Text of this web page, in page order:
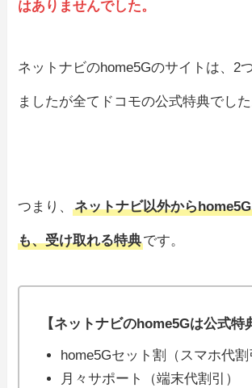
はありませんでした。
ネットナビのhome5Gのサイトは、2
ましたが全てドコモの公式特典でした
つまり、ネットナビ以外から
も、受け取れる特典です。
【ネットナビのhome5Gは公式特
home5Gセット割（スマホ代割
月々サポート（端末代割引）